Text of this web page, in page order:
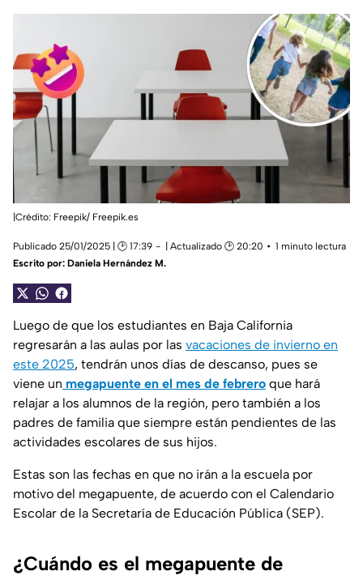
|Crédito: Freepik/ Freepik.es
Publicado 25/01/2025 | 🕑 17:39 | Actualizado 🕑 20:20
1 minuto lectura
Escrito por: Daniela Hernández M.
Luego de que los estudiantes en Baja California
regresarán a las aulas por las vacaciones de invierno en
este 2025, tendrán unos días de descanso, pues se
viene un megapuente en el mes de febrero que hará
relajar a los alumnos de la región, pero también a los
padres de familia que siempre están pendientes de las
actividades escolares de sus hijos.
Estas son las fechas en que no irán a la escuela por
motivo del megapuente, de acuerdo con el Calendario
Escolar de la Secretaría de Educación Pública (SEP).
¿Cuándo es el megapuente de